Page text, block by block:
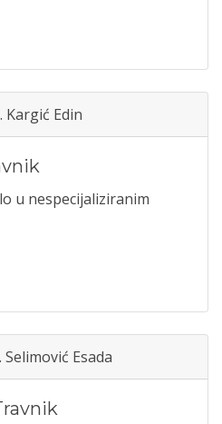
Kargić Edin
u nespecijaliziranim
Selimović Esada